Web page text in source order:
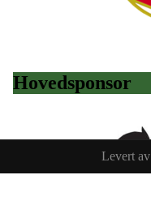
Hovedsponsor
Levert av